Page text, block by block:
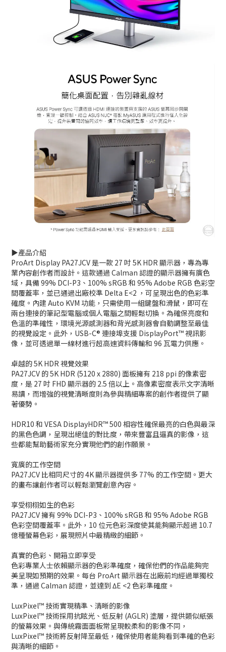
▶️產品介紹
ProArt Display PA27JCV 是一款 27 吋 5K HDR 顯示器，專為專
業內容創作者而設計。這款通過 Calman 認證的顯示器擁有廣色
域，具備 99% DCI-P3、100% sRGB 和 95% Adobe RGB 色彩空
間覆蓋率，並已通過出廠校準 Delta E<2 ，可呈現出色的色彩準
確度。內建 Auto KVM 功能，只需使用一組鍵盤和滑鼠，即可在
兩台連接的筆記型電腦或個人電腦之間輕鬆切換。為確保亮度和
色溫的準確性，環境光源感測器和背光感測器會自動調整至最佳
的視覺設定。此外，USB-C® 連接埠支援 DisplayPort™ 視訊影
像，並可透過單一線材進行超高速資料傳輸和 96 瓦電力供應。
卓越的 5K HDR 視覺效果
PA27JCV 的 5K HDR (5120 x 2880) 面板擁有 218 ppi 的像素密
度，是 27 吋 FHD 顯示器的 2.5 倍以上。高像素密度表示文字清晰
易讀，而增強的視覺清晰度則為參與精細專案的創作者提供了顯
著優勢。
HDR10 和 VESA DisplayHDR™ 500 相容性確保最亮的白色與最深
的黑色色調，呈現出絕佳的對比度，帶來豐富且逼真的影像，這
些都能幫助藝術家充分實現他們的創作願景。
寬廣的工作空間
PA27JCV 比相同尺寸的 4K 顯示器提供多 77% 的工作空間。更大
的畫布讓創作者可以輕鬆瀏覽創意內容。
享受栩栩如生的色彩
PA27JCV 擁有 99% DCI-P3、100% sRGB 和 95% Adobe RGB
色彩空間覆蓋率。此外，10 位元色彩深度使其能夠顯示超過 10.7
億種螢幕色彩，展現照片中最精緻的細節。
真實的色彩、開箱立即享受
色彩專業人士依賴顯示器的色彩準確度，確保他們的作品能夠完
美呈現如預期的效果。每台 ProArt 顯示器在出廠前均經過單獨校
準，通過 Calman 認證，並達到 ΔE <2 色彩準確度。
LuxPixel™ 技術實現精準、清晰的影像
LuxPixel™ 技術採用抗眩光、低反射 (AGLR) 塗層，提供類似紙張
的螢幕效果。與傳統霧面面板常呈現較柔和的影像不同，
LuxPixel™ 技術將反射降至最低，確保使用者能夠看到準確的色彩
與清晰的細節。